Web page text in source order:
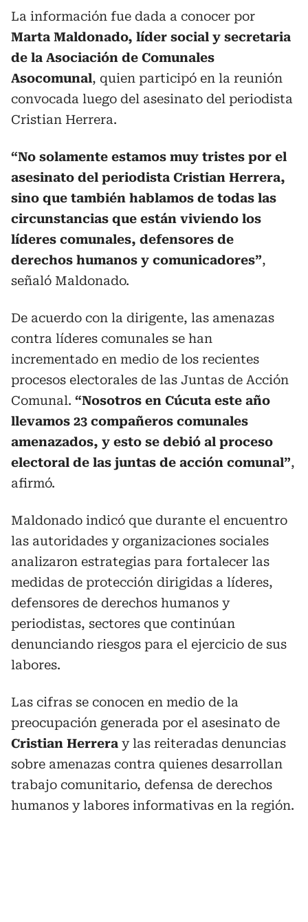
La información fue dada a conocer por
Marta Maldonado, líder social y secretaria
de la Asociación de Comunales
Asocomunal, quien participó en la reunión
convocada luego del asesinato del periodista
Cristian Herrera.
“No solamente estamos muy tristes por el
asesinato del periodista Cristian Herrera,
sino que también hablamos de todas las
circunstancias que están viviendo los
líderes comunales, defensores de
derechos humanos y comunicadores”,
señaló Maldonado.
De acuerdo con la dirigente, las amenazas
contra líderes comunales se han
incrementado en medio de los recientes
procesos electorales de las Juntas de Acción
Comunal. “Nosotros en Cúcuta este año
llevamos 23 compañeros comunales
amenazados, y esto se debió al proceso
electoral de las juntas de acción comunal”,
afirmó.
Maldonado indicó que durante el encuentro
las autoridades y organizaciones sociales
analizaron estrategias para fortalecer las
medidas de protección dirigidas a líderes,
defensores de derechos humanos y
periodistas, sectores que continúan
denunciando riesgos para el ejercicio de sus
labores.
Las cifras se conocen en medio de la
preocupación generada por el asesinato de
Cristian Herrera y las reiteradas denuncias
sobre amenazas contra quienes desarrollan
trabajo comunitario, defensa de derechos
humanos y labores informativas en la región.